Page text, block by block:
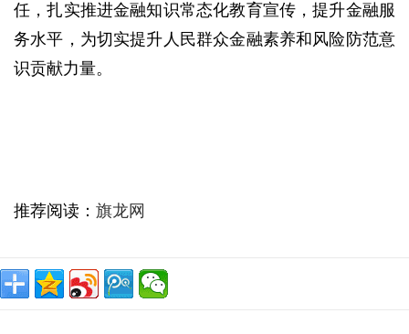
任，扎实推进金融知识常态化教育宣传，提升金融服
务水平，为切实提升人民群众金融素养和风险防范意
识贡献力量。
推荐阅读： 旗龙网